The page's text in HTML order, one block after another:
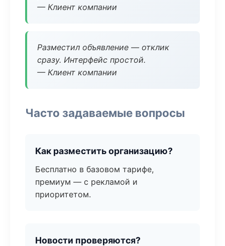
— Клиент компании
Разместил объявление — отклик
сразу. Интерфейс простой.
— Клиент компании
Часто задаваемые вопросы
Как разместить организацию?
Бесплатно в базовом тарифе,
премиум — с рекламой и
приоритетом.
Новости проверяются?